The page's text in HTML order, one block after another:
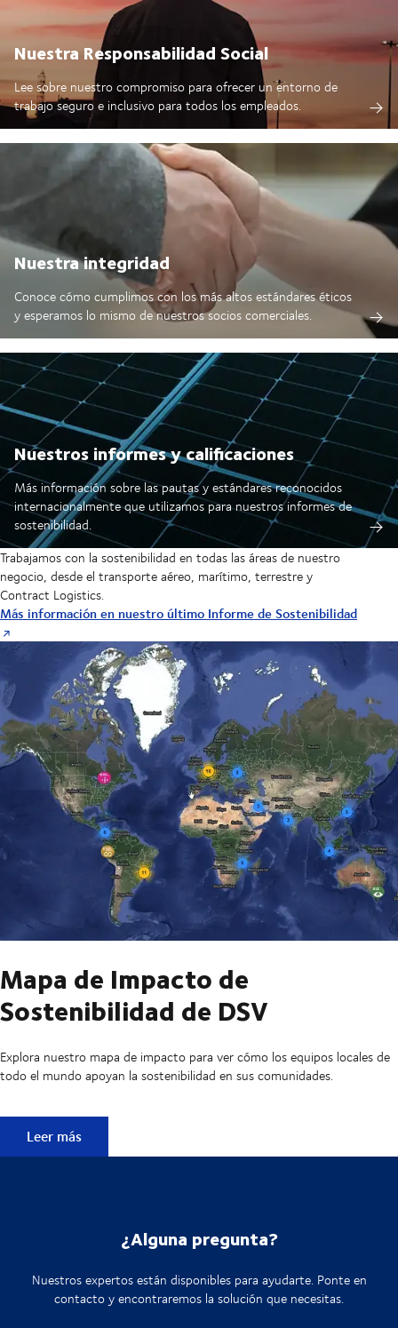
Nuestra Responsabilidad Social
Lee sobre nuestro compromiso para ofrecer un entorno de
trabajo seguro e inclusivo para todos los empleados.
Nuestra integridad
Conoce cómo cumplimos con los más altos estándares éticos
y esperamos lo mismo de nuestros socios comerciales.
Nuestros informes y calificaciones
Más información sobre las pautas y estándares reconocidos
internacionalmente que utilizamos para nuestros informes de
sostenibilidad.
Trabajamos con la sostenibilidad en todas las áreas de nuestro
negocio, desde el transporte aéreo, marítimo, terrestre y
Contract Logistics.
Más información en nuestro último Informe de Sostenibilidad
Mapa de Impacto de
Sostenibilidad de DSV
Explora nuestro mapa de impacto para ver cómo los equipos locales de
todo el mundo apoyan la sostenibilidad en sus comunidades.
Mapa de Impacto de Sostenibilidad de DSV
Leer más
¿Alguna pregunta?
Nuestros expertos están disponibles para ayudarte. Ponte en
contacto y encontraremos la solución que necesitas.